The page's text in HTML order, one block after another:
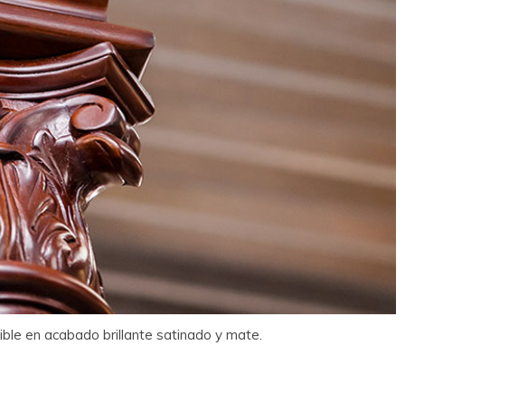
en acabado brillante satinado y mate.